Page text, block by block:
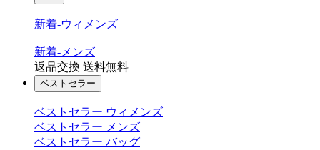
新着-ウィメンズ
新着-メンズ
返品交換 送料無料
ベストセラー
ベストセラー ウィメンズ
ベストセラー メンズ
ベストセラー バッグ